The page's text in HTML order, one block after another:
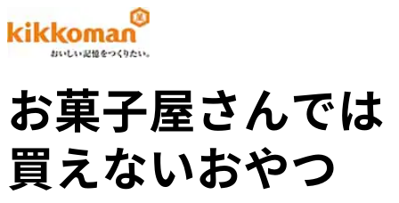
お菓子屋さんでは
買えないおやつ